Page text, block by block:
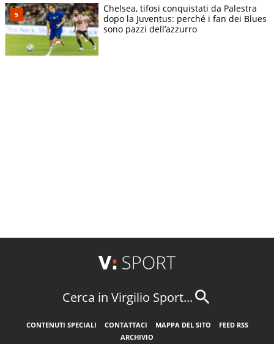
Chelsea, tifosi conquistati da Palestra
dopo la Juventus: perché i fan dei Blues
sono pazzi dell’azzurro
Cerca in Virgilio Sport...
CONTENUTI SPECIALI CONTATTACI MAPPA DEL SITO
FEED RSS
ARCHIVIO